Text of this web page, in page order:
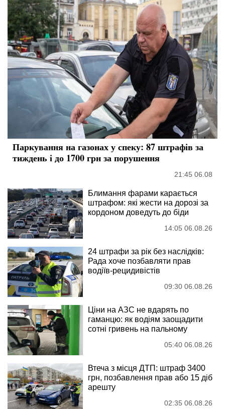
Паркування на газонах у спеку: 87 штрафів за
тиждень і до 1700 грн за порушення
21:45 06.08
Блимання фарами карається
штрафом: які жести на дорозі за
кордоном доведуть до біди
14:05 06.08.26
24 штрафи за рік без наслідків:
Рада хоче позбавляти прав
водіїв-рецидивістів
09:30 06.08.26
Ціни на АЗС не вдарять по
гаманцю: як водіям заощадити
сотні гривень на пальному
05:40 06.08.26
Втеча з місця ДТП: штраф 3400
грн, позбавлення прав або 15 діб
арешту
02:35 06.08.26